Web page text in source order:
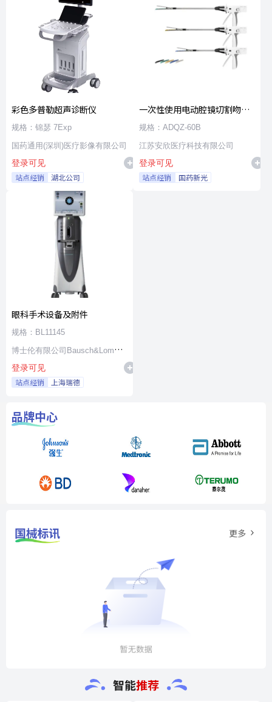
彩色多普勒超声诊断仪
规格：锦瑟 7Exp
国药通用(深圳)医疗影像有限公司
登录可见
站点经销 湖北公司
一次性使用电动腔镜切割吻合
器及组件
规格：ADQZ-60B
江苏安欣医疗科技有限公司
登录可见
站点经销 国药新光
眼科手术设备及附件
规格：BL11145
博士伦有限公司Bausch&Lomb
Incorporated
登录可见
站点经销 上海瑞德
品牌中心